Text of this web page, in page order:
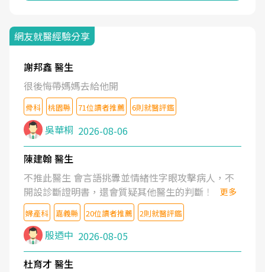
網友就醫經驗分享
謝邦鑫 醫生
很後悔帶媽媽去給他開
骨科 桃園縣 71位讀者推薦 6則就醫評鑑
吳華桐 2026-08-06
陳建翰 醫生
不推此醫生 會言語挑釁並情緒性字眼攻擊病人，不
開設診斷證明書，還會質疑其他醫生的判斷！
更多
婦產科 嘉義縣 20位讀者推薦 2則就醫評鑑
殷迺中 2026-08-05
杜育才 醫生